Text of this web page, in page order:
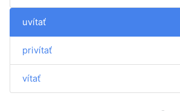
uvítať
privítať
vítať